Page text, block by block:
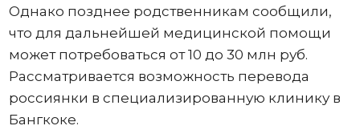
Однако позднее родственникам сообщили,
что для дальнейшей медицинской помощи
может потребоваться от 10 до 30 млн руб.
Рассматривается возможность перевода
россиянки в специализированную клинику в
Бангкоке.